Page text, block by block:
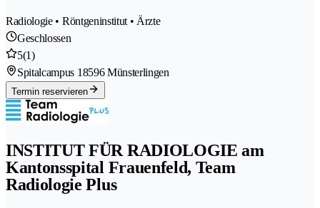
Radiologie • Röntgeninstitut • Ärzte
Geschlossen
5(1)
Spitalcampus 18596 Münsterlingen
Termin reservieren
INSTITUT FÜR RADIOLOGIE am
Kantonsspital Frauenfeld, Team
Radiologie Plus